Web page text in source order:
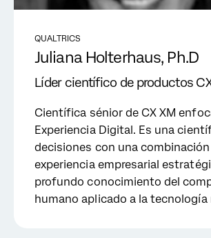
QUALTRICS
Juliana Holterhaus, Ph.D
Líder científico de productos
Científica sénior de CX XM
Experiencia Digital. Es una
decisiones con una
experiencia empresarial
profundo conocimiento del
humano aplicado a la tecnología